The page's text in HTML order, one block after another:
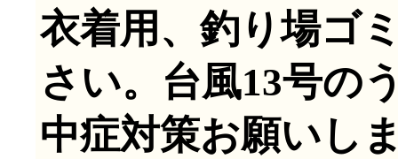
衣着用、釣り場ゴ
さい。台風13号の
中症対策お願いし